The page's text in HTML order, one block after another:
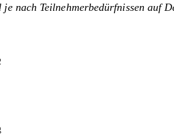
je nach Teilnehmerbedürfnissen auf